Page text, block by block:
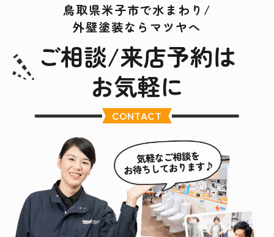
鳥取県米子市で水まわり/
外壁塗装ならマツヤへ
ご相談/来店予約は
お気軽に
CONTACT